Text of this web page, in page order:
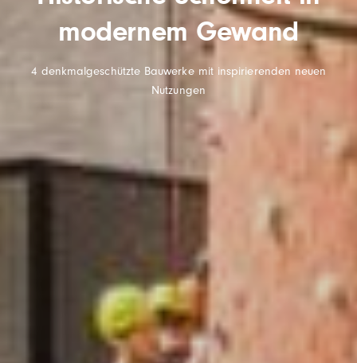
modernem Gewand
4 denkmalgeschützte Bauwerke mit inspirierenden neuen
Nutzungen